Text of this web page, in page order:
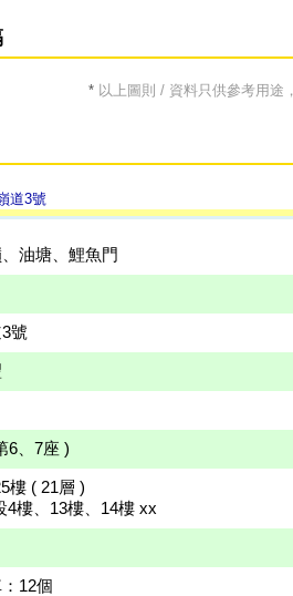
*以上圖則 / 資料只供參考用途
道3號
油塘、鯉魚門
號
6、7座 )
樓 ( 21層 )
4樓、13樓、14樓 xx
12個